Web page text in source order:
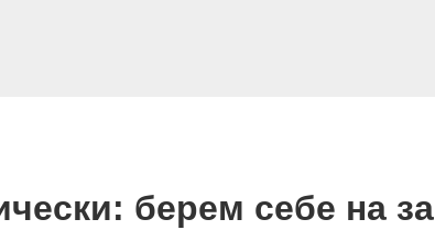
берем себе на